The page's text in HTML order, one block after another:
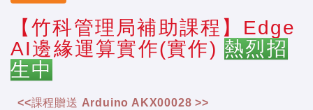
【竹科管理局補助課程】Edge
AI邊緣運算實作(實作) 熱烈招
生中
<<課程贈送 Arduino AKX00028 >>